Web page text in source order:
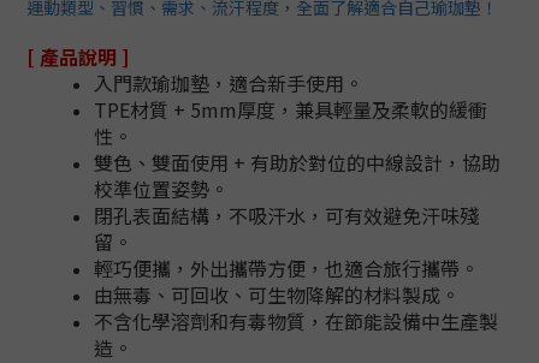
運動類型、習慣、需求、流汗程度，全面了解適合自己瑜珈墊！
[ 產品說明 ]
入門款瑜珈墊，適合新手使用。
TPE材質 + 5mm厚度，兼具輕量及柔軟的緩衝
性。
雙色、雙面使用 + 有助於對位的中線設計，協助
校準位置姿勢。
閉孔表面結構，不吸汗水，可有效避免汗味殘
留。
輕巧便攜，外出攜帶方便，也適合旅行攜帶。
由無毒、可回收、可生物降解的材料製成。
不含化學溶劑和有毒物質，在節能設備中生產製
造。